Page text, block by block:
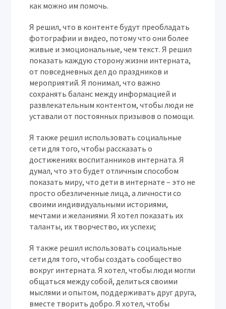
как можно им помочь.
Я решил, что в контенте будут преобладать
фотографии и видео, потому что они более
живые и эмоциональные, чем текст. Я решил
показать каждую сторону жизни интерната,
от повседневных дел до праздников и
мероприятий. Я понимал, что важно
сохранять баланс между информацией и
развлекательным контентом, чтобы люди не
уставали от постоянных призывов о помощи.
Я также решил использовать социальные
сети для того, чтобы рассказать о
достижениях воспитанников интерната. Я
думал, что это будет отличным способом
показать миру, что дети в интернате – это не
просто обезличенные лица, а личности со
своими индивидуальными историями,
мечтами и желаниями. Я хотел показать их
таланты, их творчество, их успехи;
Я также решил использовать социальные
сети для того, чтобы создать сообщество
вокруг интерната. Я хотел, чтобы люди могли
общаться между собой, делиться своими
мыслями и опытом, поддерживать друг друга,
вместе творить добро. Я хотел, чтобы